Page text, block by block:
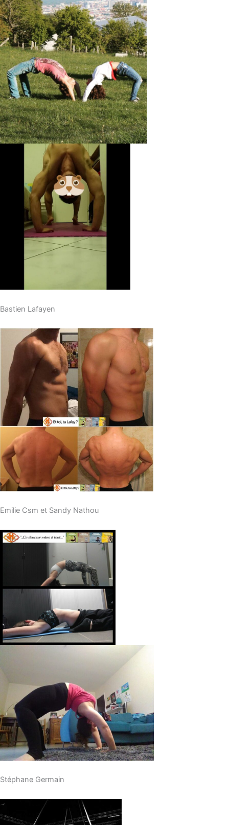
Bastien Lafayen
Emilie Csm et Sandy Nathou
Stéphane Germain